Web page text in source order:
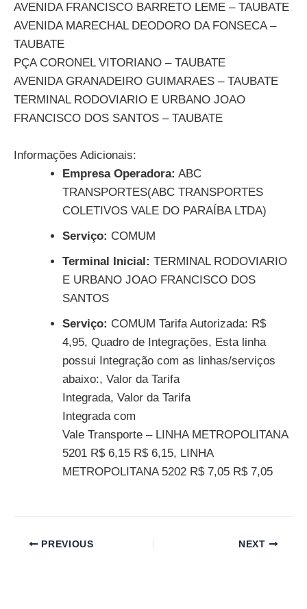
AVENIDA FRANCISCO BARRETO LEME – TAUBATE
AVENIDA MARECHAL DEODORO DA FONSECA –
TAUBATE
PÇA CORONEL VITORIANO – TAUBATE
AVENIDA GRANADEIRO GUIMARAES – TAUBATE
TERMINAL RODOVIARIO E URBANO JOAO
FRANCISCO DOS SANTOS – TAUBATE
Informações Adicionais:
Empresa Operadora: ABC
TRANSPORTES(ABC TRANSPORTES
COLETIVOS VALE DO PARAÍBA LTDA)
Serviço: COMUM
Terminal Inicial: TERMINAL RODOVIARIO
E URBANO JOAO FRANCISCO DOS
SANTOS
Serviço: COMUM Tarifa Autorizada: R$
4,95, Quadro de Integrações, Esta linha
possui Integração com as linhas/serviços
abaixo:, Valor da Tarifa
Integrada, Valor da Tarifa
Integrada com
Vale Transporte – LINHA METROPOLITANA
5201 R$ 6,15 R$ 6,15, LINHA
METROPOLITANA 5202 R$ 7,05 R$ 7,05
PREVIOUS NEXT